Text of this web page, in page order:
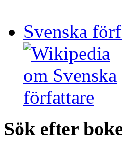
Svenska
Sök efter